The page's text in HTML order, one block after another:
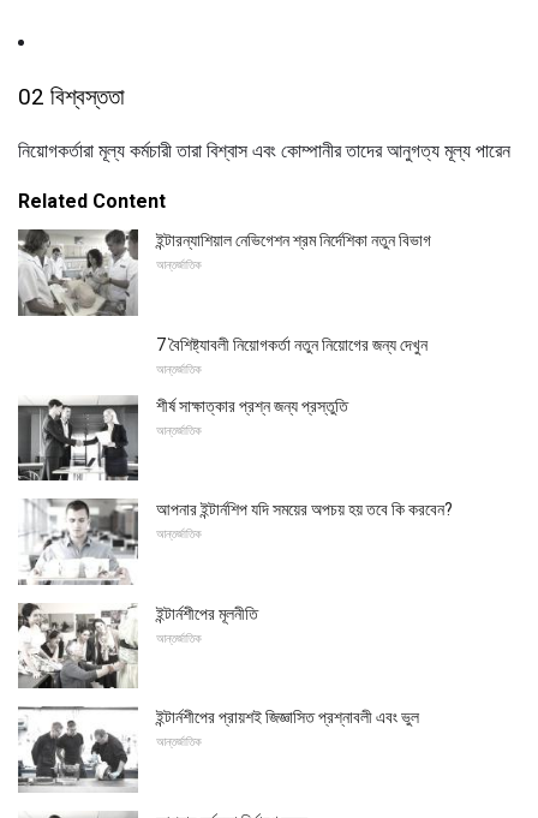
02 বিশ্বস্ততা
নিয়োগকর্তারা মূল্য কর্মচারী তারা বিশ্বাস এবং কোম্পানীর তাদের আনুগত্য মূল্য পারেন
Related Content
ইন্টারন্যাশিয়াল নেভিগেশন শ্রম নির্দেশিকা নতুন বিভাগ
আন্তর্জাতিক
7 বৈশিষ্ট্যাবলী নিয়োগকর্তা নতুন নিয়োগের জন্য দেখুন
আন্তর্জাতিক
শীর্ষ সাক্ষাত্কার প্রশ্ন জন্য প্রস্তুতি
আন্তর্জাতিক
আপনার ইন্টার্নশিপ যদি সময়ের অপচয় হয় তবে কি করবেন?
আন্তর্জাতিক
ইন্টার্নশীপের মূলনীতি
আন্তর্জাতিক
ইন্টার্নশীপের প্রায়শই জিজ্ঞাসিত প্রশ্নাবলী এবং ভুল
আন্তর্জাতিক